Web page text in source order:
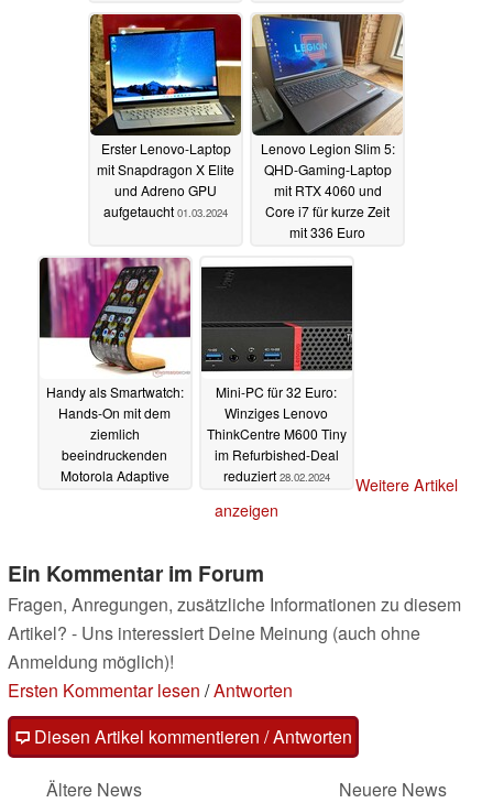
04.03.2024 04.03.2024
Erster Lenovo-Laptop
mit Snapdragon X Elite
und Adreno GPU
aufgetaucht 01.03.2024
Lenovo Legion Slim 5:
QHD-Gaming-Laptop
mit RTX 4060 und
Core i7 für kurze Zeit
mit 336 Euro
Handy als Smartwatch:
Hands-On mit dem
ziemlich
beeindruckenden
Motorola Adaptive
Mini-PC für 32 Euro:
Winziges Lenovo
ThinkCentre M600 Tiny
im Refurbished-Deal
reduziert 28.02.2024
Weitere Artikel
anzeigen
Ein Kommentar im Forum
Fragen, Anregungen, zusätzliche Informationen zu diesem
Artikel? - Uns interessiert Deine Meinung (auch ohne
Anmeldung möglich)!
Ersten Kommentar lesen /Antworten
Diesen Artikel kommentieren / Antworten
Ältere News
Neuere News